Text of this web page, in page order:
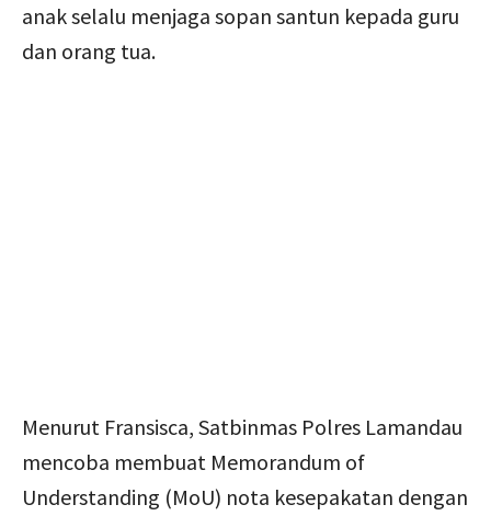
anak selalu menjaga sopan santun kepada guru
dan orang tua.
Menurut Fransisca, Satbinmas Polres Lamandau
mencoba membuat Memorandum of
Understanding (MoU) nota kesepakatan dengan